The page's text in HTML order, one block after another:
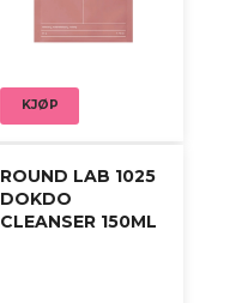
KJØP
ROUND LAB 1025
DOKDO
CLEANSER 150ML